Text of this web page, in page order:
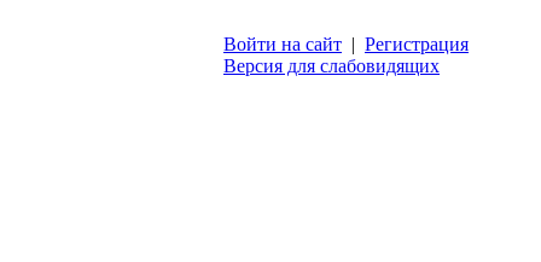
Войти на сайт | Регистрация
Версия для слабовидящих